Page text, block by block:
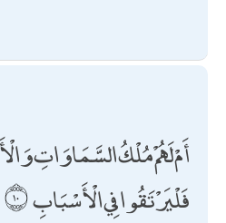
أَمْ لَهُمْ مُلْكُ السَّمَاوَاتِ
فَلْيَرْتَقُوا فِي الْأَسْبَابِ